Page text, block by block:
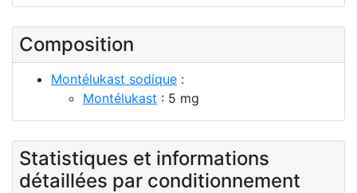
Composition
Montélukast sodique :
Montélukast : 5 mg
Statistiques et informations
détaillées par conditionnement